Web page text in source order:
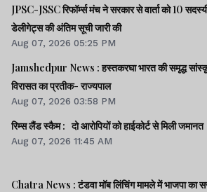
JPSC-JSSC रिफॉर्म्स मंच ने सरकार से वार्ता को 10
डेलीगेट्स की अंतिम सूची जारी की
Aug 07, 2026 05:25 PM
Jamshedpur News : हस्तकरघा भारत की समृद्ध
विरासत का प्रतीक- राज्यपाल
Aug 07, 2026 03:58 PM
रिम्स लैंड स्कैम : दो आरोपियों को हाईकोर्ट से मिली जमानत
Aug 07, 2026 11:45 AM
Chatra News : टंडवा मॉब लिंचिंग मामले में भाजपा का